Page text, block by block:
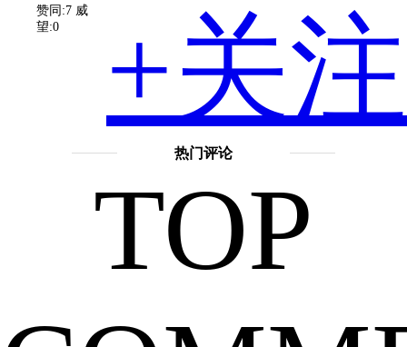
最
新
+关注
赞同:7 威
望:0
热门评论
TOP